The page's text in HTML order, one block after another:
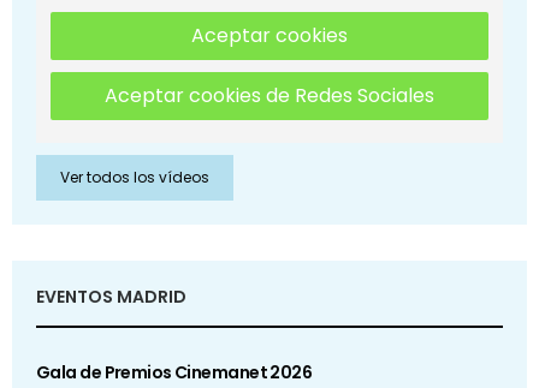
Aceptar cookies
Aceptar cookies de Redes Sociales
Ver todos los vídeos
EVENTOS MADRID
Gala de Premios Cinemanet 2026